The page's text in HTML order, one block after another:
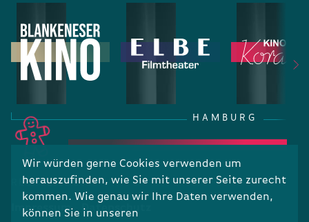
Wir würden gerne Cookies verwenden um
herauszufinden, wie Sie mit unserer Seite zurecht
kommen. Wie genau wir Ihre Daten verwenden,
können Sie in unseren
HAMBURG
RECHTLICHES
Impressum Datenschutz